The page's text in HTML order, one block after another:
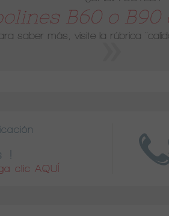
B60 o
saber más, visite la rúbrica
!
clic AQUÍ